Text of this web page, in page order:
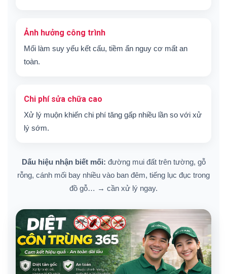
Ảnh hưởng công trình
Mối làm suy yếu kết cấu, tiềm ẩn nguy cơ mất an
toàn.
Chi phí sửa chữa cao
Xử lý muộn khiến chi phí tăng gấp nhiều lần so với xử
lý sớm.
Dấu hiệu nhận biết mối: đường mui đất trên tường, gỗ
rỗng, cánh mối bay nhiều vào ban đêm, tiếng lục đục trong
đồ gỗ… → cần xử lý ngay.